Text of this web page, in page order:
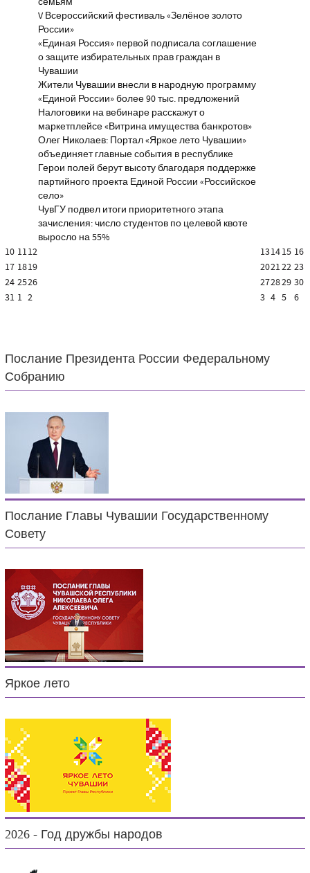
V Всероссийский фестиваль «Зелёное золото
России»
«Единая Россия» первой подписала соглашение
о защите избирательных прав граждан в
Чувашии
Жители Чувашии внесли в народную программу
«Единой России» более 90 тыс. предложений
Налоговики на вебинаре расскажут о
маркетплейсе «Витрина имущества банкротов»
Олег Николаев: Портал «Яркое лето Чувашии»
объединяет главные события в республике
Герои полей берут высоту благодаря поддержке
партийного проекта Единой России «Российское
село»
ЧувГУ подвел итоги приоритетного этапа
зачисления: число студентов по целевой квоте
выросло на 55%
10 1112 131415 16
17 1819 202122 23
24 2526 272829 30
31 1 2 3 4 5 6
Послание Президента России Федеральному
Собранию
Послание Главы Чувашии Государственному
Совету
Яркое лето
2026 - Год дружбы народов